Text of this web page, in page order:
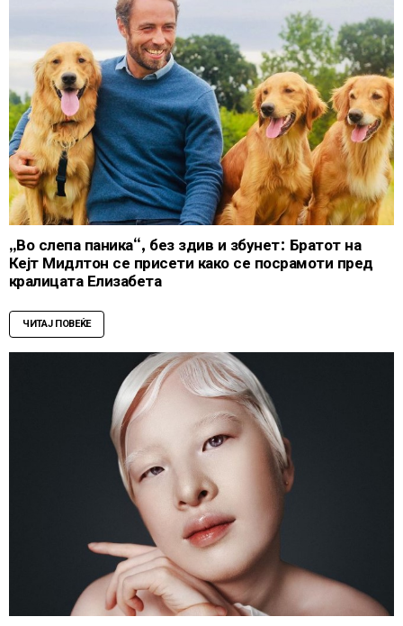
„Во слепа паника“, без здив и збунет: Братот на
Кејт Мидлтон се присети како се посрамоти пред
кралицата Елизабета
ЧИТАЈ ПОВЕЌЕ